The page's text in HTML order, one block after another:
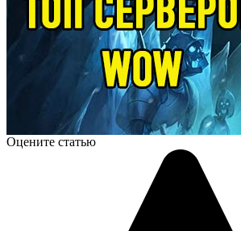
Оцените статью